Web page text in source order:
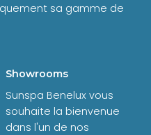
sa gamme de
Showrooms
Sunspa Benelux vous
souhaite la bienvenue
dans l'un de nos